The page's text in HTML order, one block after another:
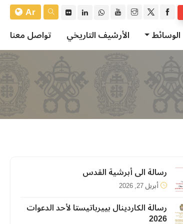
Ar
الوسائط الأرشيف التاريخي تواصل معنا
رسالة الى أبرشية القدس
أبريل 27, 2026
رسالة الكاردينال بييرباتيستا لأحد الدعوات
2026